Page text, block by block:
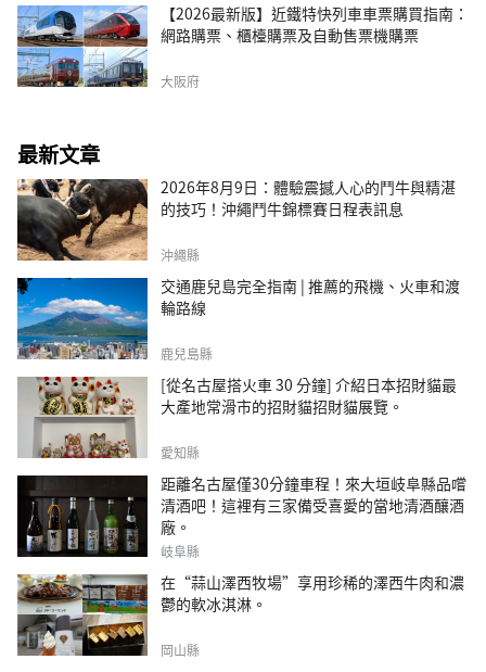
【2026最新版】近鐵特快列車車票購買指南：
網路購票、櫃檯購票及自動售票機購票
大阪府
最新文章
2026年8月9日：體驗震撼人心的鬥牛與精湛
的技巧！沖繩鬥牛錦標賽日程表訊息
沖繩縣
交通鹿兒島完全指南 | 推薦的飛機、火車和渡
輪路線
鹿兒島縣
[從名古屋搭火車 30 分鐘] 介紹日本招財貓最
大產地常滑市的招財貓招財貓展覽。
愛知縣
距離名古屋僅30分鐘車程！來大垣岐阜縣品嚐
清酒吧！這裡有三家備受喜愛的當地清酒釀酒
廠。
岐阜縣
在“蒜山澤西牧場”享用珍稀的澤西牛肉和濃
鬱的軟冰淇淋。
岡山縣